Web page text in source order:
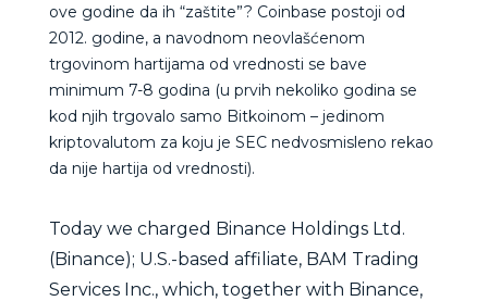
ove godine da ih “zaštite”? Coinbase postoji od
2012. godine, a navodnom neovlašćenom
trgovinom hartijama od vrednosti se bave
minimum 7-8 godina (u prvih nekoliko godina se
kod njih trgovalo samo Bitkoinom – jedinom
kriptovalutom za koju je SEC nedvosmisleno rekao
da nije hartija od vrednosti).
Today we charged Binance Holdings Ltd.
(Binance); U.S.-based affiliate, BAM Trading
Services Inc., which, together with Binance,